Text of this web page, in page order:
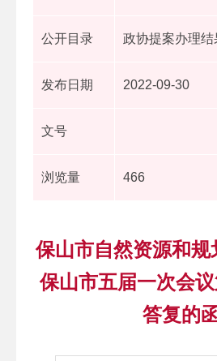
公开目录 政协提案办理结
发布日期 2022-09-30
文号
浏览量 466
保山市自然资源和规
保山市五届一次会
答复的